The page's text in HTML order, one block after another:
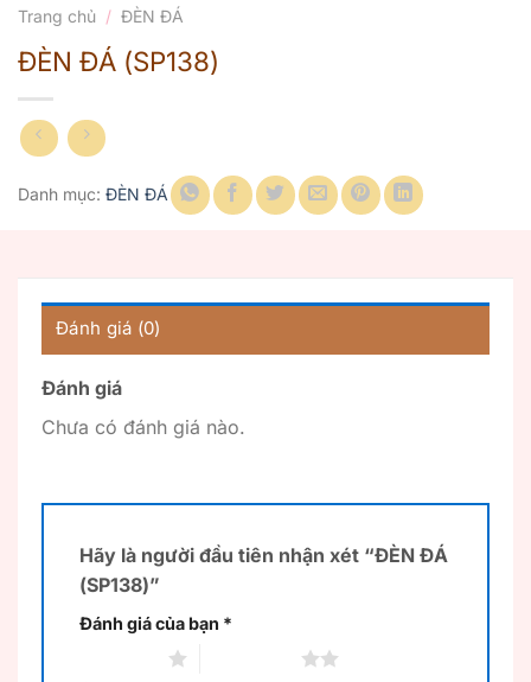
Trang chủ / ĐÈN ĐÁ
ĐÈN ĐÁ (SP138)
Danh mục: ĐÈN ĐÁ
Đánh giá (0)
Đánh giá
Chưa có đánh giá nào.
Hãy là người đầu tiên nhận xét “ĐÈN ĐÁ
(SP138)”
Đánh giá của bạn *